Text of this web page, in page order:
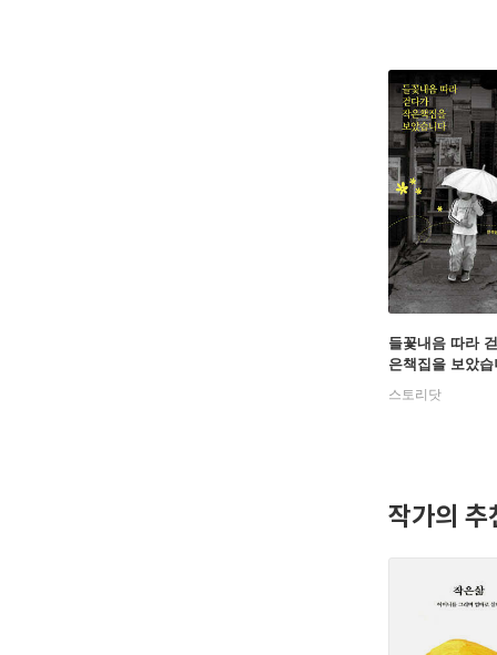
들꽃내음 따라
은책집을 보았습
스토리닷
작가의 추